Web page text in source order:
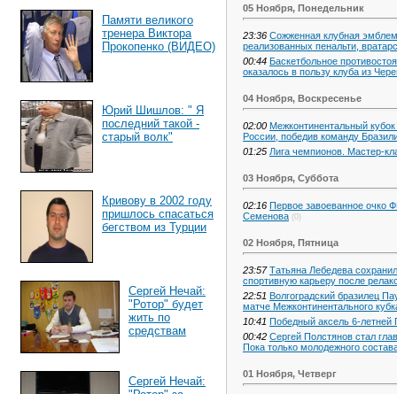
Памяти великого
тренера Виктора
Прокопенко (ВИДЕО)
Юрий Шишлов: " Я
последний такой -
старый волк"
Кривову в 2002 году
пришлось спасаться
бегством из Турции
Сергей Нечай:
"Ротор" будет
жить по
средствам
Сергей Нечай:
05 Ноября, Понедельник
23:36 Сожженная клубная
реализованных пенальти,
00:44 Баскетбольное
оказалось в пользу клуба из
04 Ноября, Воскресенье
02:00 Межконтинентальный
России, победив команду
01:25 Лига чемпионов. Мастер-
03 Ноября, Суббота
02:16 Первое завоеванное очко
Семенова (0)
02 Ноября, Пятница
23:57 Татьяна Лебедева
спортивную карьеру после
22:51 Волгоградский бразилец
матче Межконтинентального
10:41 Победный аксель 6-
00:42 Сергей Полстянов стал
Пока только молодежного
01 Ноября, Четверг